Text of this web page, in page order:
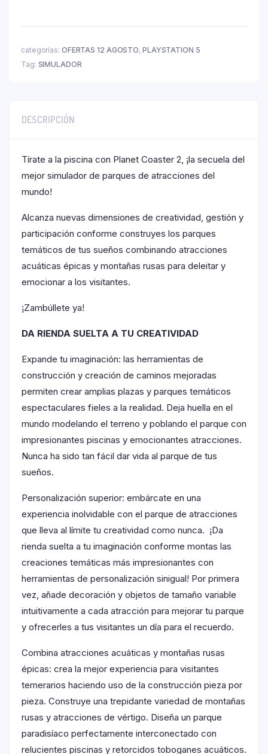
categorías: OFERTAS 12 AGOSTO, PLAYSTATION 5
Tag: SIMULADOR
DESCRIPCIÓN
Tírate a la piscina con Planet Coaster 2, ¡la secuela del
mejor simulador de parques de atracciones del
mundo!
Alcanza nuevas dimensiones de creatividad, gestión y
participación conforme construyes los parques
temáticos de tus sueños combinando atracciones
acuáticas épicas y montañas rusas para deleitar y
emocionar a los visitantes.
¡Zambúllete ya!
DA RIENDA SUELTA A TU CREATIVIDAD
Expande tu imaginación: las herramientas de
construcción y creación de caminos mejoradas
permiten crear amplias plazas y parques temáticos
espectaculares fieles a la realidad. Deja huella en el
mundo modelando el terreno y poblando el parque con
impresionantes piscinas y emocionantes atracciones.
Nunca ha sido tan fácil dar vida al parque de tus
sueños.
Personalización superior: embárcate en una
experiencia inolvidable con el parque de atracciones
que lleva al límite tu creatividad como nunca. ¡Da
rienda suelta a tu imaginación conforme montas las
creaciones temáticas más impresionantes con
herramientas de personalización sinigual! Por primera
vez, añade decoración y objetos de tamaño variable
intuitivamente a cada atracción para mejorar tu parque
y ofrecerles a tus visitantes un día para el recuerdo.
Combina atracciones acuáticas y montañas rusas
épicas: crea la mejor experiencia para visitantes
temerarios haciendo uso de la construcción pieza por
pieza. Construye una trepidante variedad de montañas
rusas y atracciones de vértigo. Diseña un parque
paradisíaco perfectamente interconectado con
relucientes piscinas y retorcidos toboganes acuáticos.